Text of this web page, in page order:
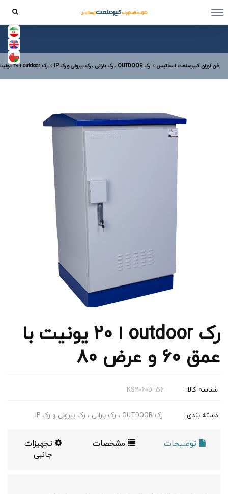
فن آوران کبیرصنعت ایساتیس رک OUTDOOR ، رک بارانی ، رک بیرونی و رک IP رک outdoor ا 20 یونیت با عمق 60 و عرض 80
رک outdoor ا 20 یونیت با
عمق 60 و عرض 80
شناسه کالا: KS2060DF56
دسته بندی: رک OUTDOOR ، رک بارانی ، رک بیرونی و رک IP
توضیحات مشخصات
تجهیزات
جانبی